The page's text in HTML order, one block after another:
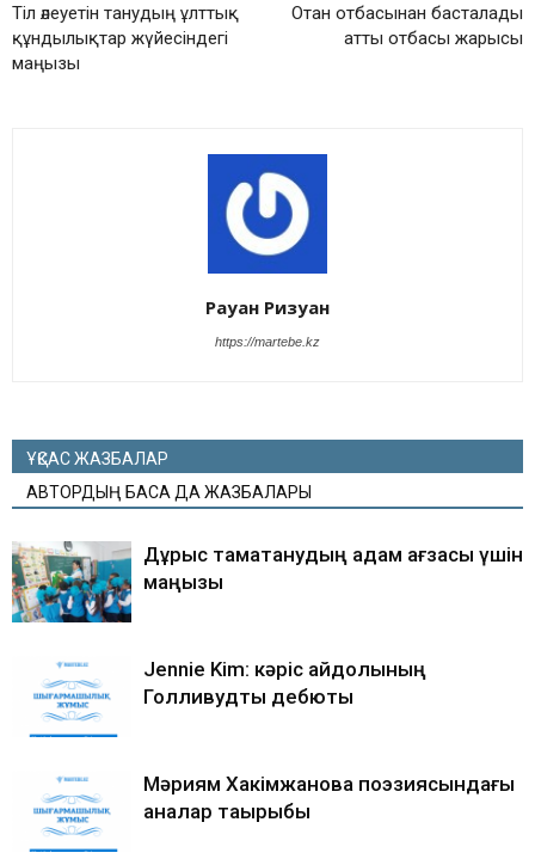
Тіл әлеуетін танудың ұлттық
құндылықтар жүйесіндегі
маңызы
Отан отбасынан басталады
атты отбасы жарысы
Рауан Ризуан
https://martebe.kz
ҰҚСАС ЖАЗБАЛАР
АВТОРДЫҢ БАСҚА ДА ЖАЗБАЛАРЫ
Дұрыс тамақтанудың адам ағзасы үшін
маңызы
Jennie Kim: кәріс айдолының
Голливудтық дебюты
Мәриям Хакімжанова поэзиясындағы
аналар тақырыбы